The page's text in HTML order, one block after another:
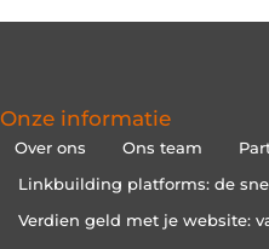
Onze informatie
Over ons Ons team
Linkbuilding platforms: de
Verdien geld met je website: